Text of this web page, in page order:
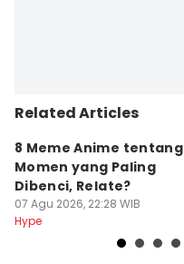
Related Articles
8 Meme Anime tentang
Momen yang Paling
Dibenci, Relate?
07 Agu 2026, 22:28 WIB
Hype